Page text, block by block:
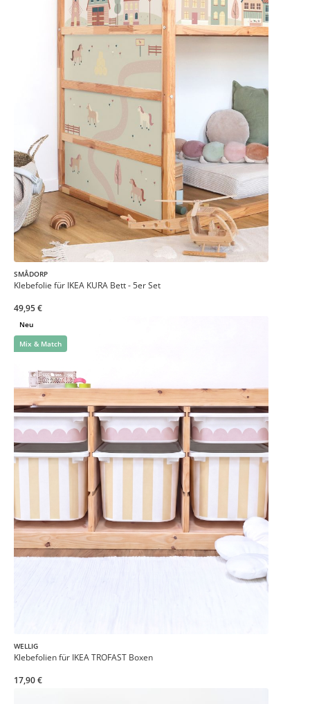
SMÅDORP
Klebefolie für IKEA KURA Bett - 5er Set
49,95 €
Neu
Mix & Match
WELLIG
Klebefolien für IKEA TROFAST Boxen
17,90 €